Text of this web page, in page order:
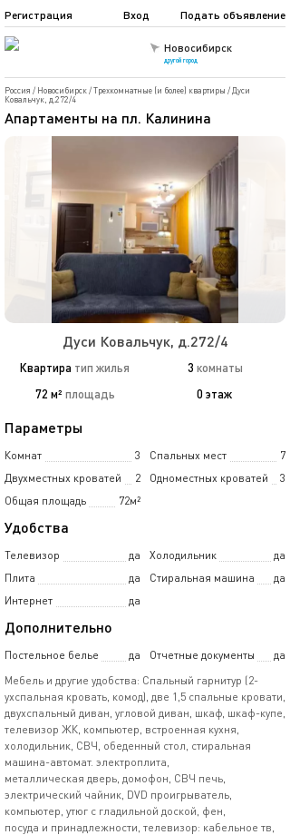
Новосибирск
другой город
Подать объявление
Регистрация Вход
Россия / Новосибирск/Трехкомнатные (и более) квартиры / Дуси
Ковальчук, д.272/4
Апартаменты на пл. Калинина
Дуси Ковальчук, д.272/4
Квартира тип жилья 3 комнаты
72 м² площадь 0 этаж
Параметры
Комнат 3 Спальных мест
7
Двухместных кроватей
2 Одноместных кроватей
3
Общая площадь
72м²
Удобства
Телевизор да Холодильник
да
Плита
да Стиральная машина
да
Интернет
да
Дополнительно
Постельное белье да Отчетные документы
да
Мебель и другие удобства: Спальный гарнитур (2-
ухспальная кровать, комод), две 1,5 спальные кровати,
двухспальный диван, угловой диван, шкаф, шкаф-купе,
телевизор ЖК, компьютер, встроенная кухня,
холодильник, СВЧ, обеденный стол, стиральная
машина-автомат. электроплита,
металлическая дверь, домофон, СВЧ печь,
электрический чайник, DVD проигрыватель,
компьютер, утюг с гладильной доской, фен,
посуда и принадлежности, телевизор: кабельное тв,